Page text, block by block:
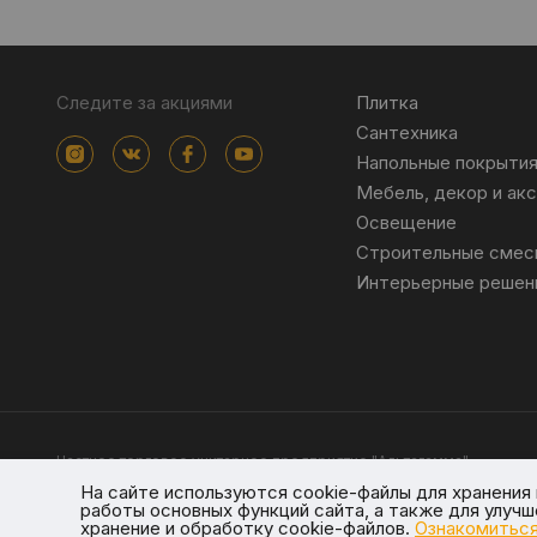
Следите за акциями
Плитка
Сантехника
Напольные покрытия
Мебель, декор и
Освещение
Строительные
Интерьерные
Частное торговое унитарное предприятие "Альтагамма".
Интернет-магазин altagamma.by Регистрационный номер в
Юр.адрес: 223028, Республика Беларусь, Минский район, г.п.
© 2026
На сайте используются cookie-файлы для
работы основных функций сайта, а также для
хранение и обработку cookie-файлов.